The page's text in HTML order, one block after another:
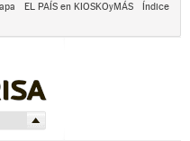
EL PAÍS en KIOSKOyMÁS
Índice